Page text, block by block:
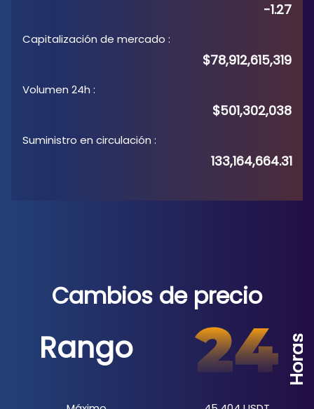
-1.27
Capitalización de mercado :
$78,912,615,319
Volumen 24h :
$501,302,038
Suministro en circulación :
133,164,664.31
Cambios de precio
Rango Horas